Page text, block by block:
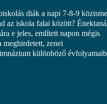
diák a napi 7-8-9
az iskola falai között?
e jeles, említett napon mégis
meghirdetett, zenei
különböző